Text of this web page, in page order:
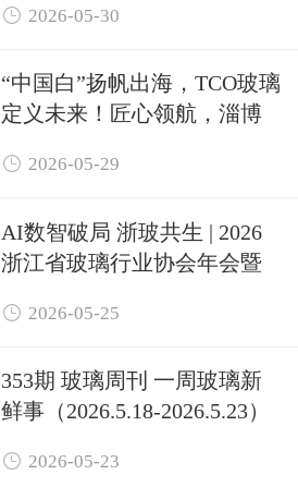
 2026-05-30
“中国白”扬帆出海，TCO玻璃
定义未来！匠心领航，淄博
 2026-05-29
AI数智破局 浙玻共生 | 2026
浙江省玻璃行业协会年会暨
办
 2026-05-25
353期 玻璃周刊 一周玻璃新
鲜事（2026.5.18-2026.5.23）
 2026-05-23